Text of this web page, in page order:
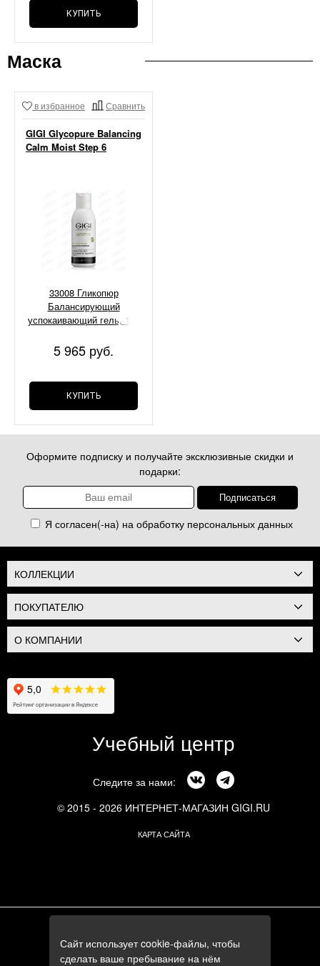
КУПИТЬ
Маска
в избранное Сравнить
GIGI Glycopure Balancing
Calm Moist Step 6
33008 Гликопюр
Балансирующий
успокаивающий гель, 120
5 965 руб.
КУПИТЬ
Оформите подписку и получайте эксклюзивные скидки и
подарки:
Я согласен(-на) на обработку персональных данных
КОЛЛЕКЦИИ
ПОКУПАТЕЛЮ
О КОМПАНИИ
Учебный центр
Следите за нами:
© 2015 - 2026 ИНТЕРНЕТ-МАГАЗИН GIGI.RU
КАРТА САЙТА
+7 (495) 644-84-05
Сайт использует cookie-файлы, чтобы
сделать ваше пребывание на нём